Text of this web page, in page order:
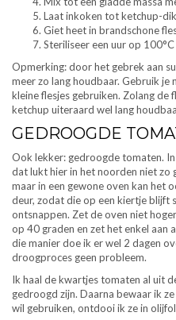
Laat inkoken tot ketchup-
Giet heet in brandschone
Steriliseer een uur op
Opmerking: door het gebrek aan
meer zo lang houdbaar. Gebruik je
kleine flesjes gebruiken. Zolang de
ketchup uiteraard wel lang
GEDROOGDE
Ook lekker: gedroogde tomaten.
dat lukt hier in het noorden niet zo
maar in een gewone oven kan het
deur, zodat die op een kiertje blijft
ontsnappen. Zet de oven niet
op 40 graden en zet het enkel aan
die manier doe ik er wel 2 dagen
droogproces geen probleem.
Ik haal de kwartjes tomaten al uit
gedroogd zijn. Daarna bewaar ik
wil gebruiken, ontdooi ik ze in